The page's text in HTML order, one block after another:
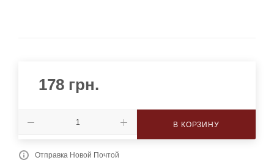
178 грн.
В КОРЗИНУ
Отправка Новой Почтой